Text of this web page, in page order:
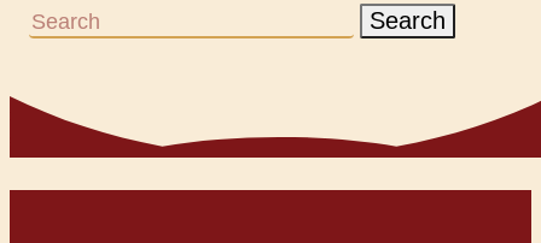
Search